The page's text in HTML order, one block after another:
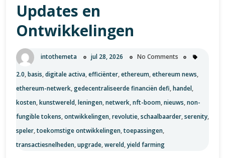
Updates en
Ontwikkelingen
intothemeta jul 28, 2026 No Comments
2.0,basis,digitale activa,efficiënter,ethereum,ethereum news,
ethereum-netwerk,gedecentraliseerde financiën defi,handel,
kosten,kunstwereld,leningen,netwerk,nft-boom,nieuws,non-
fungible tokens,ontwikkelingen,revolutie,schaalbaarder,serenity,
speler,toekomstige ontwikkelingen,toepassingen,
transactiesnelheden,upgrade,wereld,yield farming